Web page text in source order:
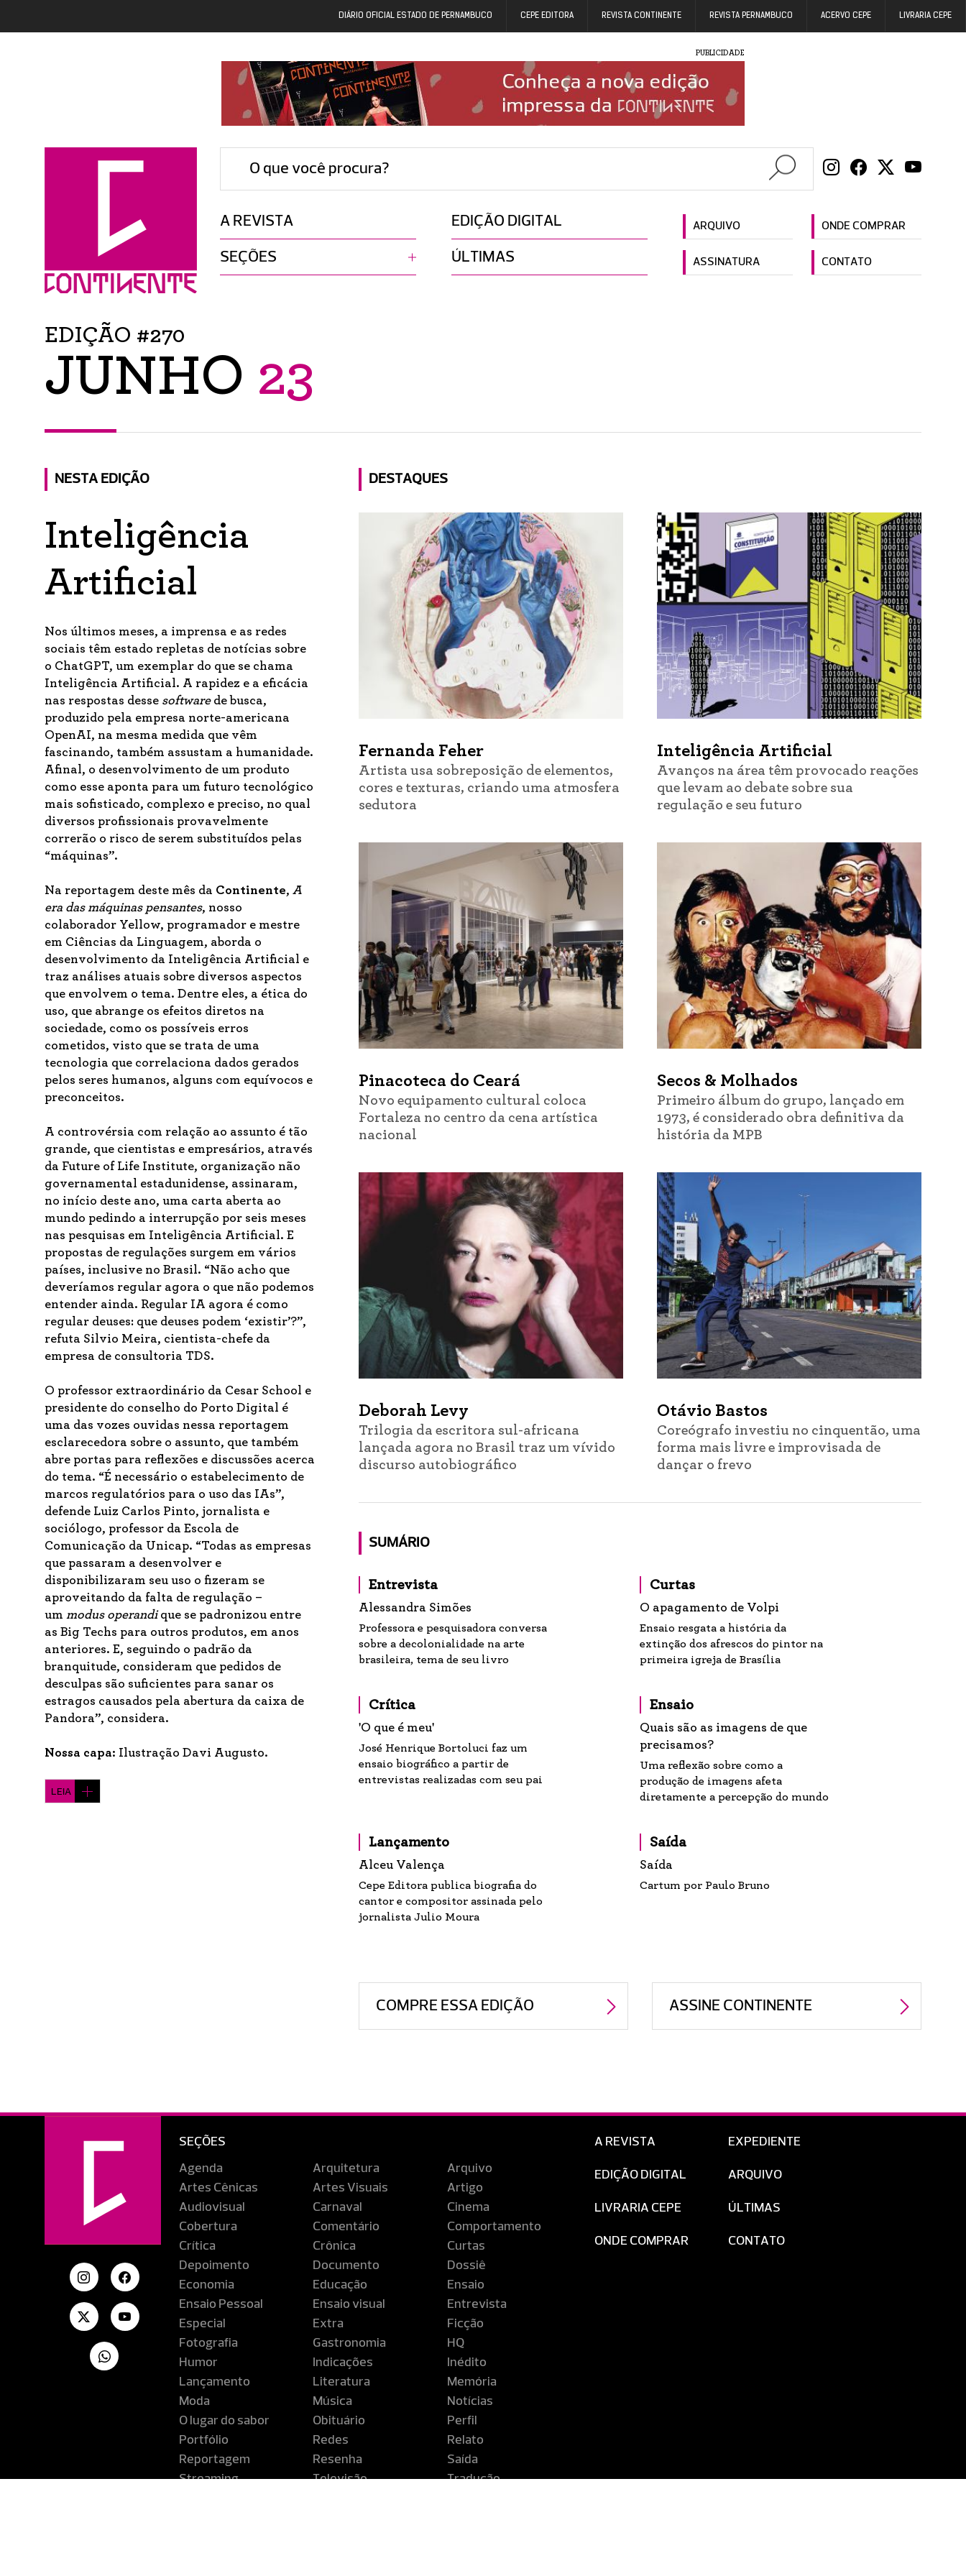
DIÁRIO OFICIAL ESTADO DE PERNAMBUCO CEPE EDITORA REVISTA CONTINENTE REVISTA PERNAMBUCO ACERVO CEPE LIVRARIA CEPE
PUBLICIDADE
O que você procura?
A REVISTA EDIÇÃO DIGITAL ARQUIVO ONDE COMPRAR
SEÇÕES ÚLTIMAS ASSINATURA CONTATO
EDIÇÃO #270
JUNHO 23
NESTA EDIÇÃO
Inteligência
Artificial
Nos últimos meses, a imprensa e as redes
sociais têm estado repletas de notícias sobre
o ChatGPT, um exemplar do que se chama
Inteligência Artificial. A rapidez e a eficácia
nas respostas desse softwarede busca,
produzido pela empresa norte-americana
OpenAI, na mesma medida que vêm
fascinando, também assustam a humanidade.
Afinal, o desenvolvimento de um produto
como esse aponta para um futuro tecnológico
mais sofisticado, complexo e preciso, no qual
diversos profissionais provavelmente
correrão o risco de serem substituídos pelas
“máquinas”.
Na reportagem deste mês da Continente, A
era das máquinas pensantes, nosso
colaborador Yellow, programador e mestre
em Ciências da Linguagem, aborda o
desenvolvimento da Inteligência Artificial e
traz análises atuais sobre diversos aspectos
que envolvem o tema. Dentre eles, a ética do
uso, que abrange os efeitos diretos na
sociedade, como os possíveis erros
cometidos, visto que se trata de uma
tecnologia que correlaciona dados gerados
pelos seres humanos, alguns com equívocos e
preconceitos.
A controvérsia com relação ao assunto é tão
grande, que cientistas e empresários, através
da Future of Life Institute, organização não
governamental estadunidense, assinaram,
no início deste ano, uma carta aberta ao
mundo pedindo a interrupção por seis meses
nas pesquisas em Inteligência Artificial. E
propostas de regulações surgem em vários
países, inclusive no Brasil. “Não acho que
deveríamos regular agora o que não podemos
entender ainda. Regular IA agora é como
regular deuses: que deuses podem ‘existir’?”,
refuta Silvio Meira, cientista-chefe da
empresa de consultoria TDS.
O professor extraordinário da Cesar School e
presidente do conselho do Porto Digital é
uma das vozes ouvidas nessa reportagem
esclarecedora sobre o assunto, que também
abre portas para reflexões e discussões acerca
do tema. “É necessário o estabelecimento de
marcos regulatórios para o uso das IAs”,
defende Luiz Carlos Pinto, jornalista e
sociólogo, professor da Escola de
Comunicação da Unicap. “Todas as empresas
que passaram a desenvolver e
disponibilizaram seu uso o fizeram se
aproveitando da falta de regulação –
um modus operandique se padronizou entre
as Big Techs para outros produtos, em anos
anteriores. E, seguindo o padrão da
branquitude, consideram que pedidos de
desculpas são suficientes para sanar os
estragos causados pela abertura da caixa de
Pandora”, considera.
Nossa capa: Ilustração Davi Augusto.
LEIA
DESTAQUES
Fernanda Feher
Artista usa sobreposição de elementos,
cores e texturas, criando uma atmosfera
sedutora
Inteligência Artificial
Avanços na área têm provocado reações
que levam ao debate sobre sua
regulação e seu futuro
Pinacoteca do Ceará
Novo equipamento cultural coloca
Fortaleza no centro da cena artística
nacional
Secos & Molhados
Primeiro álbum do grupo, lançado em
1973, é considerado obra definitiva da
história da MPB
Deborah Levy
Trilogia da escritora sul-africana
lançada agora no Brasil traz um vívido
discurso autobiográfico
Otávio Bastos
Coreógrafo investiu no cinquentão, uma
forma mais livre e improvisada de
dançar o frevo
SUMÁRIO
Entrevista
Alessandra Simões
Professora e pesquisadora conversa
sobre a decolonialidade na arte
brasileira, tema de seu livro
Curtas
O apagamento de Volpi
Ensaio resgata a história da
extinção dos afrescos do pintor na
primeira igreja de Brasília
Crítica
'O que é meu'
José Henrique Bortoluci faz um
ensaio biográfico a partir de
entrevistas realizadas com seu pai
Ensaio
Quais são as imagens de que
precisamos?
Uma reflexão sobre como a
produção de imagens afeta
diretamente a percepção do mundo
Lançamento
Alceu Valença
Cepe Editora publica biografia do
cantor e compositor assinada pelo
jornalista Julio Moura
Saída
Saída
Cartum por Paulo Bruno
COMPRE ESSA EDIÇÃO ASSINE CONTINENTE
SEÇÕES
Agenda Arquitetura
Arquivo
Artes Cênicas
Artes Visuais
Artigo
Audiovisual
Carnaval
Cinema
Cobertura
Comentário
Comportamento
Crítica
Crônica
Curtas
Depoimento
Documento
Dossiê
Economia
Educação
Ensaio
Ensaio Pessoal
Ensaio visual
Entrevista
Especial
Extra
Ficção
Fotografia
Gastronomia
HQ
Humor
Indicações
Inédito
Lançamento
Literatura
Memória
Moda
Música
Notícias
O lugar do sabor
Obituário
Perfil
Portfólio
Redes
Relato
Reportagem
Resenha
Saída
Streaming
Televisão
Tradução
A REVISTA
EDIÇÃO DIGITAL
LIVRARIA CEPE
ONDE COMPRAR
EXPEDIENTE
ARQUIVO
ÚLTIMAS
CONTATO